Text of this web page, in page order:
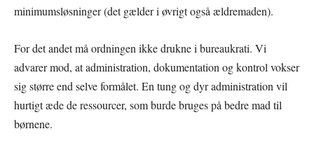
minimumsløsninger (det gælder i øvrigt også ældremaden).
For det andet må ordningen ikke drukne i bureaukrati. Vi
advarer mod, at administration, dokumentation og kontrol vokser
sig større end selve formålet. En tung og dyr administration vil
hurtigt æde de ressourcer, som burde bruges på bedre mad til
børnene.